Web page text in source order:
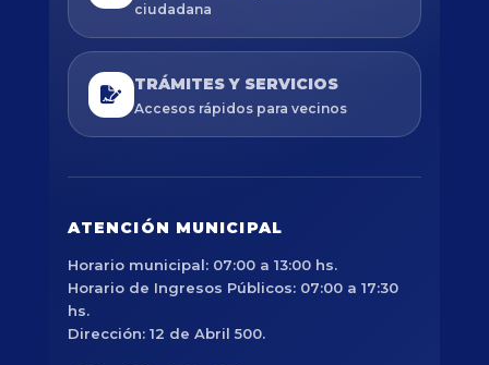
ciudadana
TRÁMITES Y SERVICIOS
Accesos rápidos para vecinos
ATENCIÓN MUNICIPAL
Horario municipal: 07:00 a 13:00 hs.
Horario de Ingresos Públicos: 07:00 a 17:30
hs.
Dirección: 12 de Abril 500.